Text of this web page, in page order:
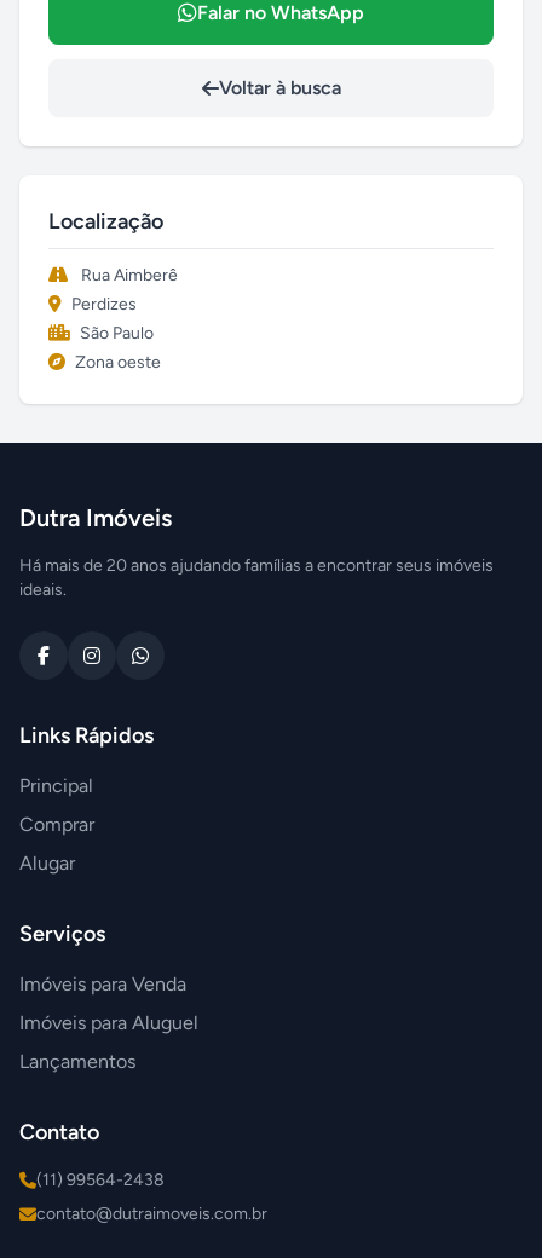
Falar no WhatsApp
Voltar à busca
Localização
Rua Aimberê
Perdizes
São Paulo
Zona oeste
Dutra Imóveis
Há mais de 20 anos ajudando famílias a encontrar seus imóveis
ideais.
Links Rápidos
Principal
Comprar
Alugar
Serviços
Imóveis para Venda
Imóveis para Aluguel
Lançamentos
Contato
(11) 99564-2438
contato@dutraimoveis.com.br